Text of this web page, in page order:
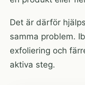
Det är därför
samma problem.
exfoliering och
aktiva steg.